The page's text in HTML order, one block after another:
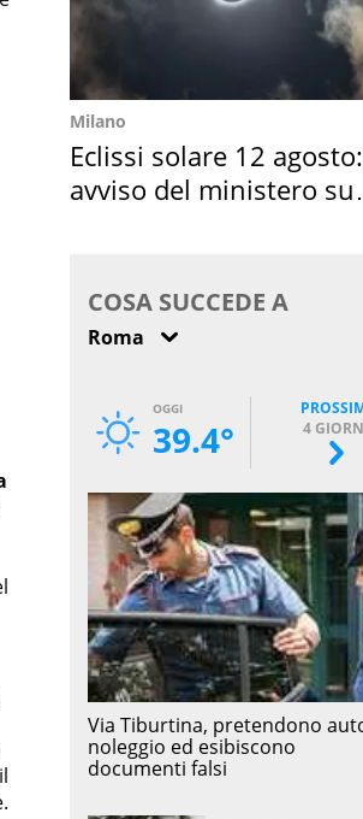
Milano
Eclissi solare 12 agosto:
avviso del ministero su